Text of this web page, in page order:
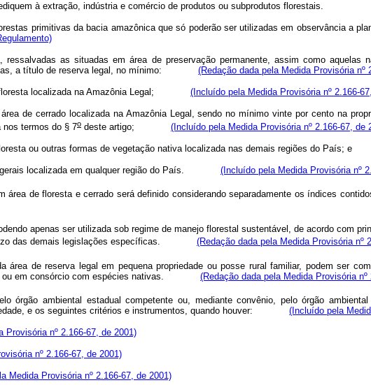
à extração, indústria e comércio de produtos ou subprodutos florestais.
primitivas da bacia amazônica que só poderão ser utilizadas em observância a
as situadas em área de preservação permanente, assim como aquelas
a título de reserva legal, no mínimo: (Redação dada pela Medida Provisória nº
de floresta localizada na Amazônia Legal; (Incluído pela Medida Provisória nº 2.166-
de cerrado localizada na Amazônia Legal, sendo no mínimo vinte por cento na
nos termos do § 7o deste artigo; (Incluído pela Medida Provisória nº 2.166-67, de
floresta ou outras formas de vegetação nativa localizada nas demais regiões do
gerais localizada em qualquer região do País. (Incluído pela Medida Provisória nº
área de floresta e cerrado será definido considerando separadamente os
apenas ser utilizada sob regime de manejo florestal sustentável, de acordo com
das demais legislações específicas. (Redação dada pela Medida Provisória nº
de reserva legal em pequena propriedade ou posse rural familiar, podem ser
ou em consórcio com espécies nativas. (Redação dada pela Medida Provisória nº
ambiental estadual competente ou, mediante convênio, pelo órgão
e os seguintes critérios e instrumentos, quando houver: (Incluído pela
Provisória nº 2.166-67, de 2001)
nº 2.166-67, de 2001)
Medida Provisória nº 2.166-67, de 2001)